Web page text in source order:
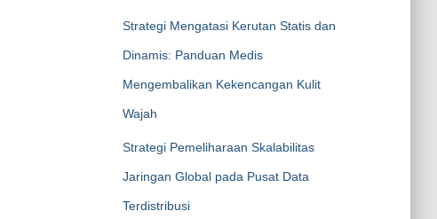
Strategi Mengatasi Kerutan Statis dan
Dinamis: Panduan Medis
Mengembalikan Kekencangan Kulit
Wajah
Strategi Pemeliharaan Skalabilitas
Jaringan Global pada Pusat Data
Terdistribusi